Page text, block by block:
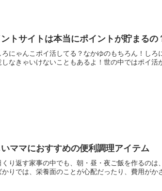
トサイトは本当にポイントが貯まるの
にゃんこポイ活してる？なかゆのもちろん！しろ
なきゃいけないこともあるよ！世の中ではポイ活
ママにおすすめの便利調理アイテム
り返す家事の中でも、朝・昼・夜ご飯を作るのは
りでは、栄養面のことが心配だったり、費用がか